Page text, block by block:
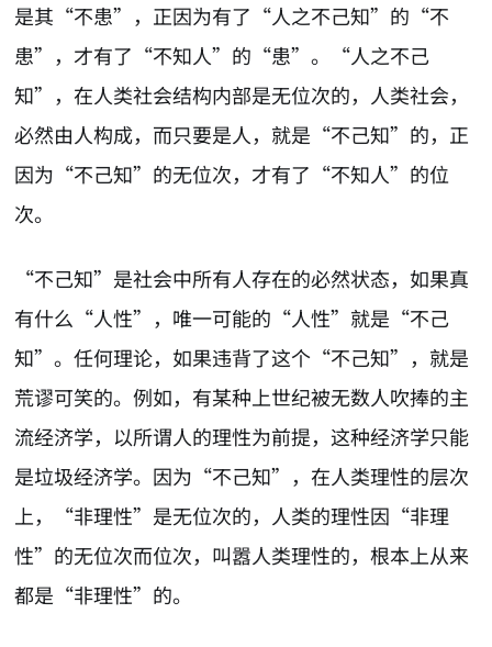
是其“不患”，正因为有了“人之不己知”的“不
患”，才有了“不知人”的“患”。“人之不己
知”，在人类社会结构内部是无位次的，人类社会，
必然由人构成，而只要是人，就是“不己知”的，正
因为“不己知”的无位次，才有了“不知人”的位
次。
“不己知”是社会中所有人存在的必然状态，如果真
有什么“人性”，唯一可能的“人性”就是“不己
知”。任何理论，如果违背了这个“不己知”，就是
荒谬可笑的。例如，有某种上世纪被无数人吹捧的主
流经济学，以所谓人的理性为前提，这种经济学只能
是垃圾经济学。因为“不己知”，在人类理性的层次
上，“非理性”是无位次的，人类的理性因“非理
性”的无位次而位次，叫嚣人类理性的，根本上从来
都是“非理性”的。